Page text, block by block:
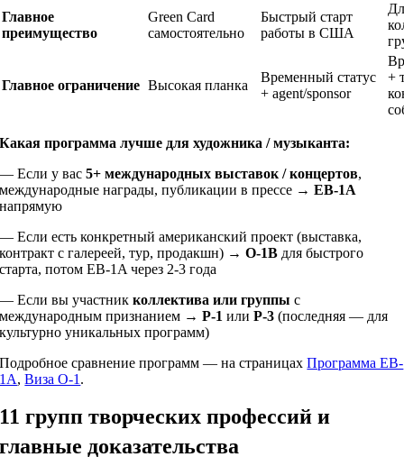
Главное
преимущество
Green Card
самостоятельно
Быстрый старт
работы в США
Главное ограничение Высокая планка
Временный статус
+ agent/sponsor
+
Какая программа лучше для художника / музыканта:
— Если у вас5+ международных выставок / концертов,
международные награды, публикации в прессе →EB-1A
напрямую
— Если есть конкретный американский проект (выставка,
контракт с галереей, тур, продакшн) →O-1B для быстрого
старта, потом EB-1A через 2-3 года
— Если вы участникколлектива или группы с
международным признанием →P-1 илиP-3 (последняя — для
культурно уникальных программ)
Подробное сравнение программ — на страницахПрограмма EB-
1A,Виза O-1 .
11 групп творческих профессий и
главные доказательства